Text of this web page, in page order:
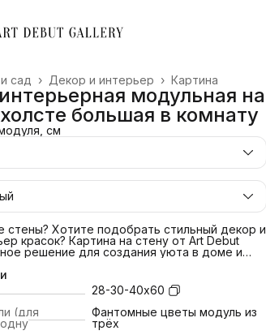
Картина
Декор и интерьер ›
сад ›
модульная на
большая в комнату
см
стены? Хотите подобрать стильный декор и
красок? Картина на стену от Art Debut
решение для создания уюта в доме и
Свяжитесь с нами и мы поможем
под ваш интерьер! Сделаем примерку
НАС?
фактуры 380 гр/м2;
латексной печати (экологичные и
28-30-40х60
(для
Фантомные цветы модуль из
трёх